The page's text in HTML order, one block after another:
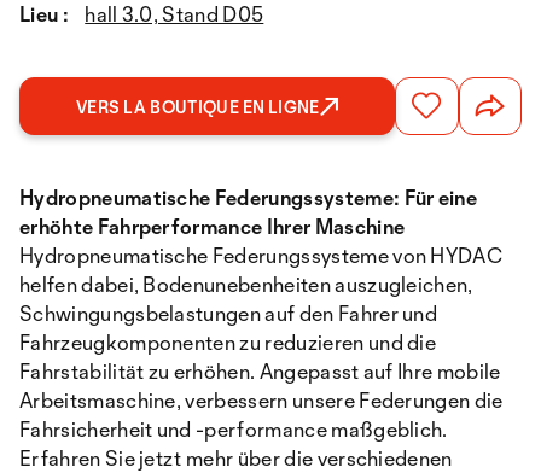
Lieu :
hall 3.0, Stand D05
VERS LA BOUTIQUE EN LIGNE
Hydropneumatische Federungssysteme: Für eine
erhöhte Fahrperformance Ihrer Maschine
Hydropneumatische Federungssysteme von HYDAC
helfen dabei, Bodenunebenheiten auszugleichen,
Schwingungsbelastungen auf den Fahrer und
Fahrzeugkomponenten zu reduzieren und die
Fahrstabilität zu erhöhen. Angepasst auf Ihre mobile
Arbeitsmaschine, verbessern unsere Federungen die
Fahrsicherheit und -performance maßgeblich.
Erfahren Sie jetzt mehr über die verschiedenen